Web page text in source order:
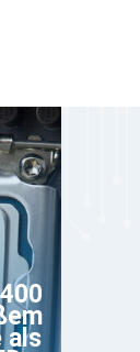
als